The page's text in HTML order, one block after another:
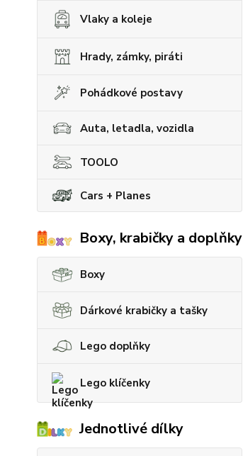
Vlaky a koleje
Hrady, zámky, piráti
Pohádkové postavy
Auta, letadla, vozidla
TOOLO
Cars + Planes
Boxy, krabičky a doplňky
Boxy
Dárkové krabičky a tašky
Lego doplňky
Lego klíčenky
Jednotlivé dílky